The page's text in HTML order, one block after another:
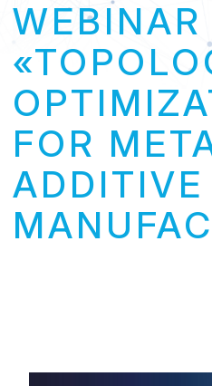
WEBINAR
FOR
ADDITIVE